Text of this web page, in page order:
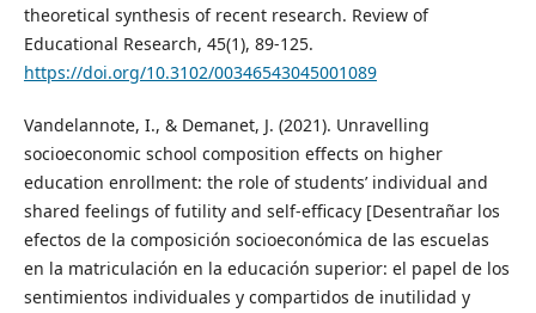
theoretical synthesis of recent research. Review of
Educational Research, 45(1), 89-125.
https://doi.org/10.3102/00346543045001089
Vandelannote, I., & Demanet, J. (2021). Unravelling
socioeconomic school composition effects on higher
education enrollment: the role of students’ individual and
shared feelings of futility and self-efficacy [Desentrañar los
efectos de la composición socioeconómica de las escuelas
en la matriculación en la educación superior: el papel de los
sentimientos individuales y compartidos de inutilidad y